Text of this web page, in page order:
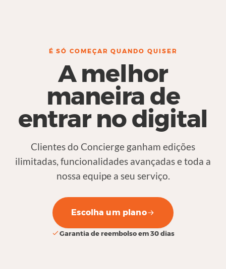
É SÓ COMEÇAR QUANDO QUISER
A melhor
maneira de
entrar no digital
Clientes do Concierge ganham edições
ilimitadas, funcionalidades avançadas e toda a
nossa equipe a seu serviço.
Escolha um plano
Garantia de reembolso em 30 dias